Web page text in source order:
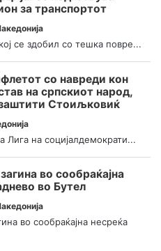
за транспортот
се здобил со тешка повре...
со навреди кон
на српскиот народ,
Стоиљковиќ
Лига на социјалдемократи...
во сообраќајна
во Бутел
во сообраќајна несреќа